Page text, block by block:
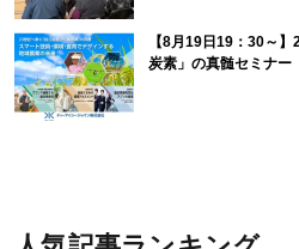
【8月19日19：30～
炭素」の真髄セミナー